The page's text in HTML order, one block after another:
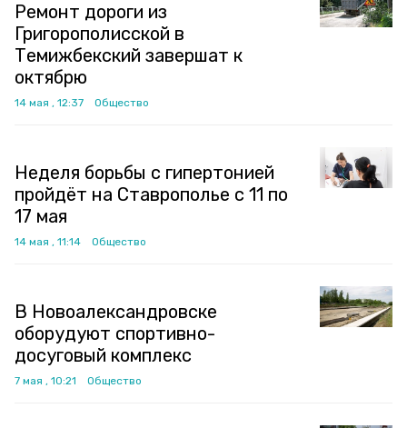
Ремонт дороги из
Григорополисской в
Темижбекский завершат к
октябрю
14 мая , 12:37 Общество
Неделя борьбы с гипертонией
пройдёт на Ставрополье с 11 по
17 мая
14 мая , 11:14 Общество
В Новоалександровске
оборудуют спортивно-
досуговый комплекс
7 мая , 10:21 Общество